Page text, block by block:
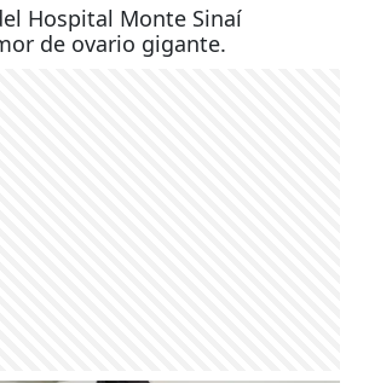
Hospital Monte Sinaí
de ovario gigante.